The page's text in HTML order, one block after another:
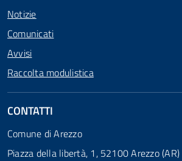
Notizie
Comunicati
Avvisi
Raccolta modulistica
CONTATTI
Comune di Arezzo
Piazza della libertà, 1, 52100 Arezzo (AR)